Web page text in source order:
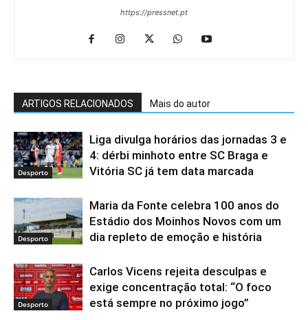
https://pressnet.pt
ARTIGOS RELACIONADOS Mais do autor
Desporto
Liga divulga horários das jornadas 3 e
4: dérbi minhoto entre SC Braga e
Vitória SC já tem data marcada
Desporto
Maria da Fonte celebra 100 anos do
Estádio dos Moinhos Novos com um
dia repleto de emoção e história
Desporto
Carlos Vicens rejeita desculpas e
exige concentração total: “O foco
está sempre no próximo jogo”